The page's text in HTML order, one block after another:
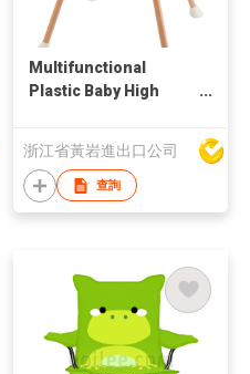
Multifunctional
Plastic Baby High
Highchair With
Cushion
浙江省黃岩進出口公司
查詢